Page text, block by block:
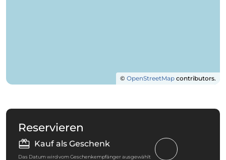
© OpenStreetMap contributors.
Reservieren
Kauf als Geschenk
Das Datum wird vom Geschenkempfänger ausgewählt